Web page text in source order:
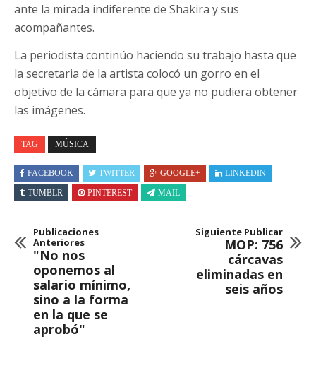
ante la mirada indiferente de Shakira y sus
acompañantes.
La periodista continúo haciendo su trabajo hasta que
la secretaria de la artista colocó un gorro en el
objetivo de la cámara para que ya no pudiera obtener
las imágenes.
TAG MÚSICA
FACEBOOK TWITTER GOOGLE+
LINKEDIN
TUMBLR
PINTEREST MAIL
Publicaciones
Anteriores
"No nos
oponemos al
salario mínimo,
sino a la forma
en la que se
aprobó"
Siguiente Publicar
MOP: 756
cárcavas
eliminadas en
seis años